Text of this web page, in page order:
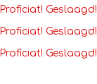
Proficiat! Geslaagd!
Proficiat! Geslaagd!
Proficiat! Geslaagd!